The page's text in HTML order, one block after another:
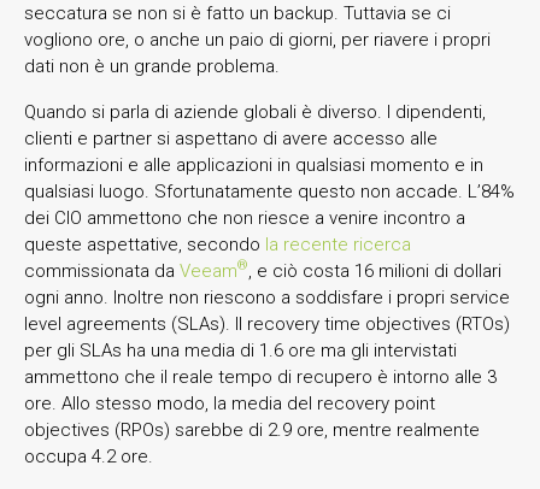
seccatura se non si è fatto un backup. Tuttavia se ci
vogliono ore, o anche un paio di giorni, per riavere i propri
dati non è un grande problema.
Quando si parla di aziende globali è diverso. I dipendenti,
clienti e partner si aspettano di avere accesso alle
informazioni e alle applicazioni in qualsiasi momento e in
qualsiasi luogo. Sfortunatamente questo non accade. L’84%
dei CIO ammettono che non riesce a venire incontro a
queste aspettative, secondo la recente ricerca
commissionata da Veeam®, e ciò costa 16 milioni di dollari
ogni anno. Inoltre non riescono a soddisfare i propri service
level agreements (SLAs). Il recovery time objectives (RTOs)
per gli SLAs ha una media di 1.6 ore ma gli intervistati
ammettono che il reale tempo di recupero è intorno alle 3
ore. Allo stesso modo, la media del recovery point
objectives (RPOs) sarebbe di 2.9 ore, mentre realmente
occupa 4.2 ore.